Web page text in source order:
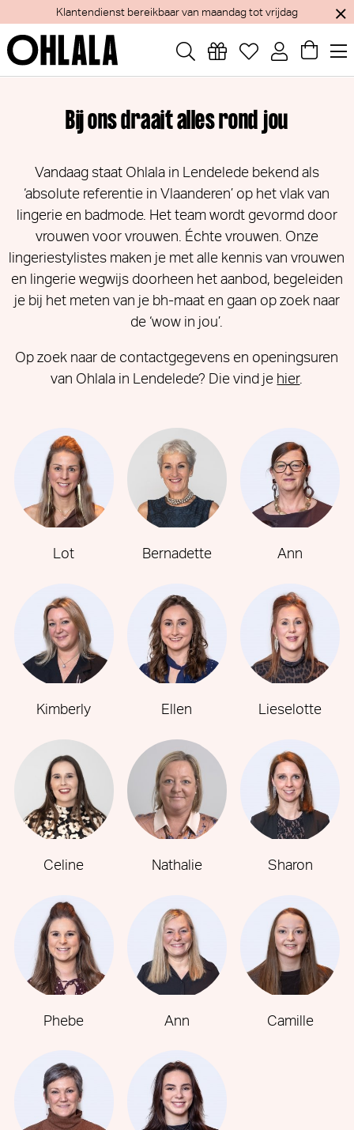
Klantendienst bereikbaar van maandag tot vrijdag
Bij ons draait alles rond jou
Vandaag staat Ohlala in Lendelede bekend als
‘absolute referentie in Vlaanderen’ op het vlak van
lingerie en badmode. Het team wordt gevormd door
vrouwen voor vrouwen. Échte vrouwen. Onze
lingeriestylistes maken je met alle kennis van vrouwen
en lingerie wegwijs doorheen het aanbod, begeleiden
je bij het meten van je bh-maat en gaan op zoek naar
de ‘wow in jou’.
Op zoek naar de contactgegevens en openingsuren
van Ohlala in Lendelede? Die vind je hier.
Lot Bernadette Ann
Kimberly Ellen Lieselotte
Celine Nathalie Sharon
Phebe Ann Camille